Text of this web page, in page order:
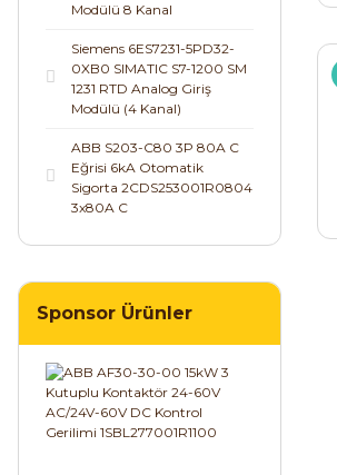
Modülü 8 Kanal
Siemens 6ES7231-5PD32-
0XB0 SIMATIC S7-1200 SM
1231 RTD Analog Giriş
Modülü (4 Kanal)
ABB S203-C80 3P 80A C
Eğrisi 6kA Otomatik
Sigorta 2CDS253001R0804
3x80A C
Sponsor Ürünler